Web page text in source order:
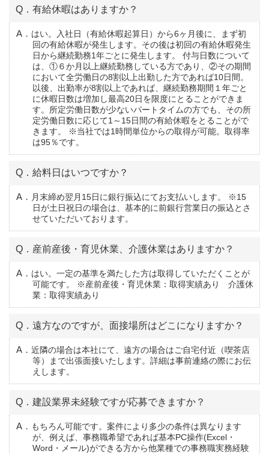
Q．有給休暇はありますか？
A．はい。入社日（有給休暇起算日）から6ヶ月後に、まず初
回の有給休暇が発生します。その後は初回の有給休暇発生
日から継続勤務1年ごとに発生します。 付与日数について
は、①６か月以上継続勤務している方であり、②その期間
において全労働日の8割以上出勤した方であれば10日間。
以後、出勤率が8割以上であれば、継続勤務期間１年ごと
に休暇日数は増加し最高20日を限度にとることができま
す。所定労働日数が少ないパートタイムの方でも、その所
定労働日数に応じて1～15日間の有給休暇をとることがで
きます。 ※当社では1時間単位からの取得が可能。取得率
は95％です。
Q．給料日はいつですか？
A．月末締め翌月15日に銀行振込にてお支払いします。 ※15
日が土日祝日の場合は、基本的に前銀行営業日の振込とさ
せていただいております。
Q．産前産後・育児休業、介護休業はありますか？
A．はい。一定の基準を満たした方は取得していただくことが
可能です。 ※産前産後・育児休業：取得実績あり 介護休
業：取得実績あり
Q．遠方なのですが、面接場所はどこになりますか？
A．近隣の場合は本社にて、遠方の場合はご自宅付近（喫茶店
等）まで出張面接いたします。詳細は事前連絡の際にお伝
えします。
Q．建設業界未経験ですが応募できますか？
A．もちろん可能です。案件により多少の条件は異なります
が、例えば、事務職希望であれば基本PC操作(Excel・
Word・メール)ができる方から他業種での事務職実務経験